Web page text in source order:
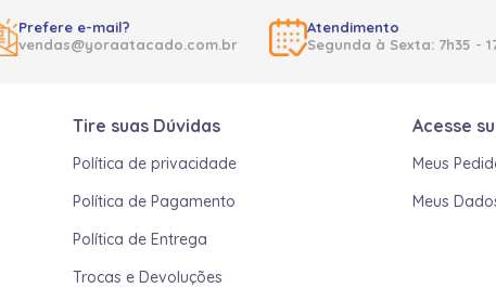
Prefere e-mail?
vendas@yoraatacado.com.br
Atendimento
Segunda à Sexta: 7h35 -
Tire suas Dúvidas
Política de privacidade
Política de Pagamento
Política de Entrega
Trocas e Devoluções
Acesse
Meus
Meus